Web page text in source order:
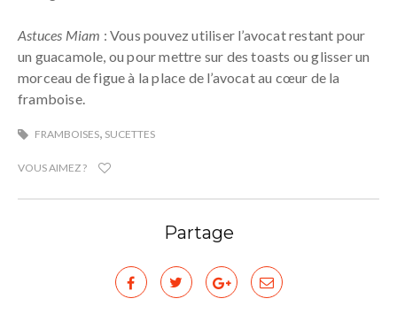
Astuces Miam : Vous pouvez utiliser l’avocat restant pour
un guacamole, ou pour mettre sur des toasts ou glisser un
morceau de figue à la place de l’avocat au cœur de la
framboise.
FRAMBOISES, SUCETTES
VOUS AIMEZ ?
Partage